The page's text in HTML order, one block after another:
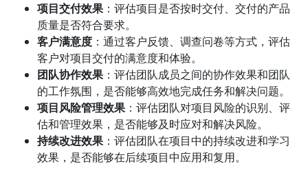
项目交付效果 ：评估项目是否按时交付、交付的产品
质量是否符合要求。
客户满意度 ：通过客户反馈、调查问卷等方式，评估
客户对项目交付的满意度和体验。
团队协作效果 ：评估团队成员之间的协作效果和团队
的工作氛围，是否能够高效地完成任务和解决问题。
项目风险管理效果 ：评估团队对项目风险的识别、评
估和管理效果，是否能够及时应对和解决风险。
持续改进效果 ：评估团队在项目中的持续改进和学习
效果，是否能够在后续项目中应用和复用。